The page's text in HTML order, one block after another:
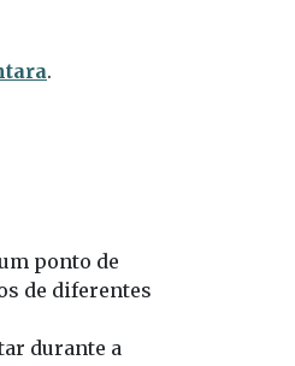
.
ponto de
de diferentes
durante a